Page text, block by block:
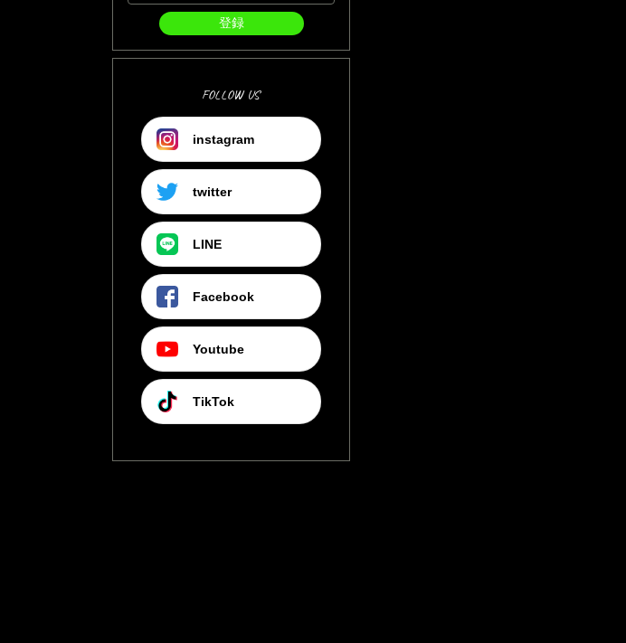
登録
FOLLOW US
instagram
twitter
LINE
Facebook
Youtube
TikTok